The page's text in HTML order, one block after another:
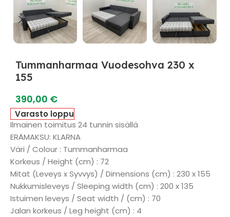
Tummanharmaa Vuodesohva 230 x
155
390,00 €
Varasto loppu
Ilmainen toimitus 24 tunnin sisällä
ERÄMAKSU: KLARNA
Väri / Colour : Tummanharmaa
Korkeus / Height (cm) : 72
Mitat (Leveys x Syvvys) / Dimensions (cm) : 230 x 155
Nukkumisleveys / Sleeping width (cm) : 200 x 135
Istuimen leveys / Seat width / (cm) : 70
Jalan korkeus / Leg height (cm) : 4